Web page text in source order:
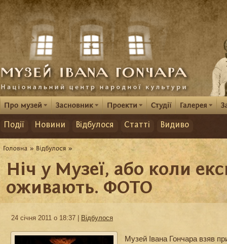
Події Новини Відбулося Статті Видиво
Ніч у Музеї, або коли
оживають. ФОТО
24 січня 2011 о 18:37 | Відбулося
Музей Івана Гончара взяв